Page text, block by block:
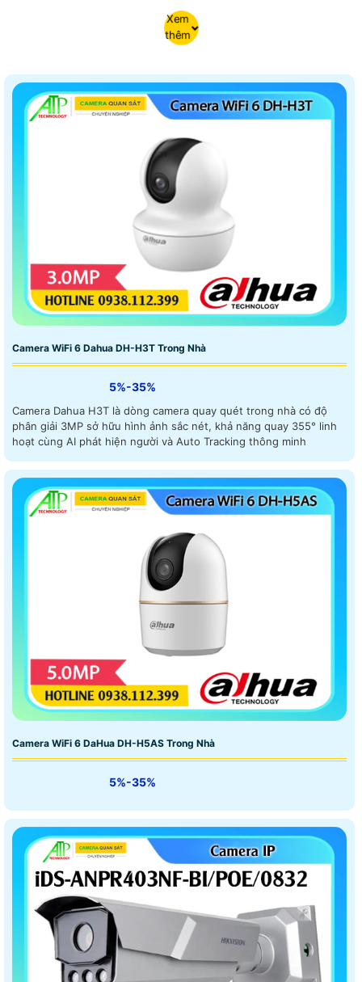
Xem
thêm
Camera WiFi 6 Dahua DH-H3T Trong Nhà
5%-35%
Camera Dahua H3T là dòng camera quay quét trong nhà có độ
phân giải 3MP sở hữu hình ảnh sắc nét, khả năng quay 355° linh
hoạt cùng AI phát hiện người và Auto Tracking thông minh
Camera WiFi 6 DaHua DH-H5AS Trong Nhà
5%-35%